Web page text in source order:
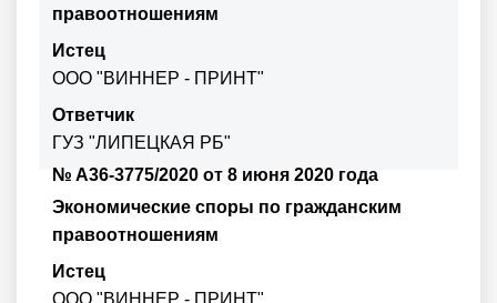
правоотношениям
Истец
ООО "ВИННЕР - ПРИНТ"
Ответчик
ГУЗ "ЛИПЕЦКАЯ РБ"
№ А36-3775/2020 от 8 июня 2020 года
Экономические споры по гражданским
правоотношениям
Истец
ООО "ВИННЕР - ПРИНТ"